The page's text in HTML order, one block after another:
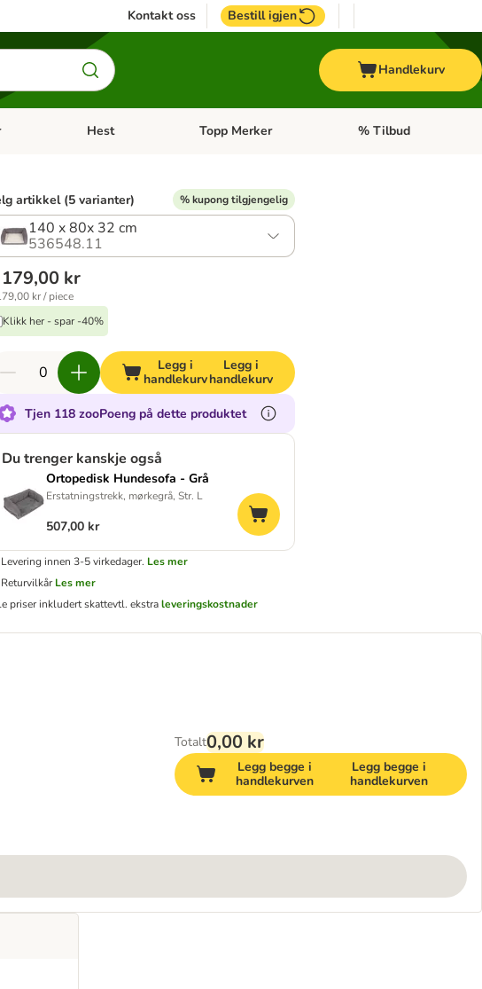
Kontakt oss Bestill igjen
Handlekurv
Fisk Åpne kategorimeny: + Veterinærfôr
Hest Åpne kategorimeny: Hest
Topp Merker Åpne kategorimeny:
% Tilbud
artikkel (5 varianter) % kupong tilgjengelig
140 x 80x 32 cm
536548.11
kr
kr / piece
Klikk her - spar -40%
Legg i
handlekurv
Legg i
handlekurv
Tjen 118 zooPoeng på dette produktet
Du trenger kanskje også
Ortopedisk Hundesofa - Grå
Erstatningstrekk, mørkegrå, Str. L
507,00 kr
Levering innen 3-5 virkedager. Les mer
Returvilkår Les mer
priser inkludert skattevtl. ekstraleveringskostnader
Totalt0,00 kr
Legg begge i
handlekurven
Legg begge i
handlekurven